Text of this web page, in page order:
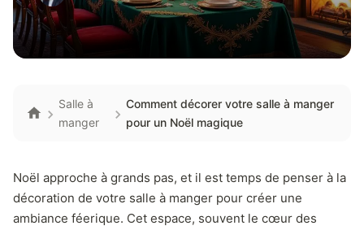
Salle à
manger
Comment décorer votre salle à manger
pour un Noël magique
Noël approche à grands pas, et il est temps de penser à la
décoration de votre salle à manger pour créer une
ambiance féerique. Cet espace, souvent le cœur des